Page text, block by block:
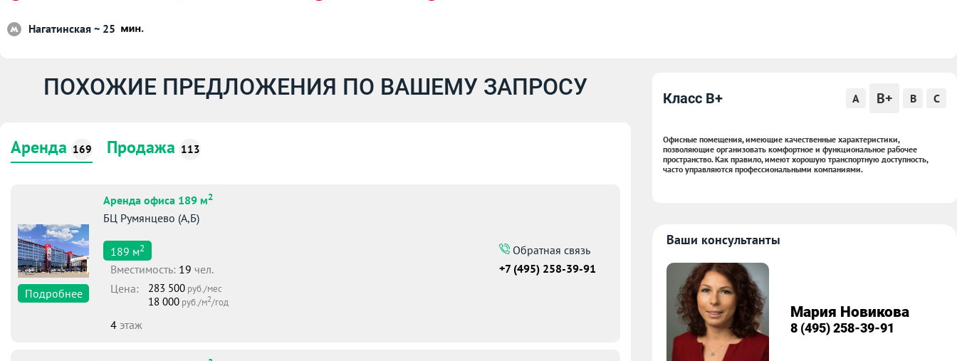
Нагатинская ~ 25
ПОХОЖИЕ ПРЕДЛОЖЕНИЯ ПО ВАШЕМУ ЗАПРОСУ
Аренда 169 Продажа 113
Подробнее
Аренда офиса 189 м2
БЦ Румянцево (А,Б)
189 м2
Вместимоcть: 19 чел.
Цена:
283 500 руб./мес
18 000 руб./м2/год
4 этаж
Обратная связь
+7 (495) 258-39-91
Класс B+ A B+ B C
Офисные помещения, имеющие качественные характеристики,
позволяющие организовать комфортное и функциональное рабочее
пространство. Как правило, имеют хорошую транспортную доступность,
часто управляются профессиональными компаниями.
Ваши консультанты
Мария Новикова
8 (495) 258-39-91